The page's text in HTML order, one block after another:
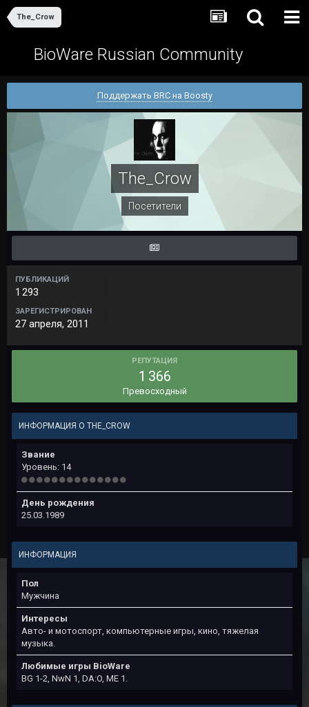
The_Crow
BioWare Russian Community
Поддержать BRC на Boosty
The_Crow
Посетители
ПУБЛИКАЦИЙ
1 293
ЗАРЕГИСТРИРОВАН
27 апреля, 2011
РЕПУТАЦИЯ
1 366
Превосходный
ИНФОРМАЦИЯ О THE_CROW
Звание
Уровень: 14
День рождения
25.03.1989
ИНФОРМАЦИЯ
Пол
Мужчина
Интересы
Авто- и мотоспорт, компьютерные игры, кино, тяжелая
музыка.
Любимые игры BioWare
BG 1-2, NwN 1, DA:O, ME 1.